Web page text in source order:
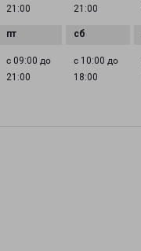
21:00
21:00
с 09:00 до
21:00
с 10:00 до
18:00